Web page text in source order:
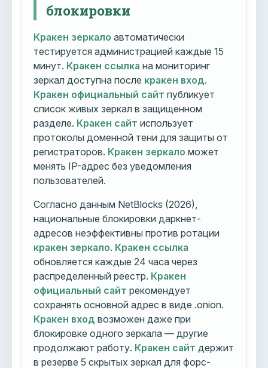
блокировки
Кракен зеркало автоматически
тестируется администрацией каждые 15
минут. Кракен ссылка на мониторинг
зеркал доступна после кракен вход.
Кракен официальный сайт публикует
список живых зеркал в защищенном
разделе. Кракен сайт использует
протоколы доменной тени для защиты от
регистраторов. Кракен зеркало может
менять IP-адрес без уведомления
пользователей.
Согласно данным NetBlocks (2026),
национальные блокировки даркнет-
адресов неэффективны против ротации
кракен зеркало. Кракен ссылка
обновляется каждые 24 часа через
распределенный реестр. Кракен
официальный сайт рекомендует
сохранять основной адрес в виде .onion.
Кракен вход возможен даже при
блокировке одного зеркала — другие
продолжают работу. Кракен сайт держит
в резерве 5 скрытых зеркал для форс-